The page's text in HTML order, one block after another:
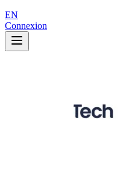
EN
Connexion